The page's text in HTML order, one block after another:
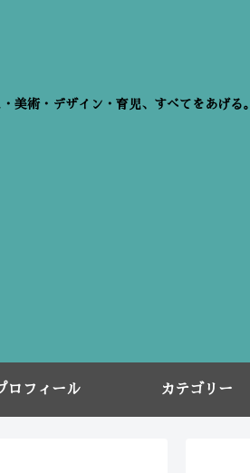
美術・デザイン・育児、すべてをあげる。
ロフィール カテゴリー